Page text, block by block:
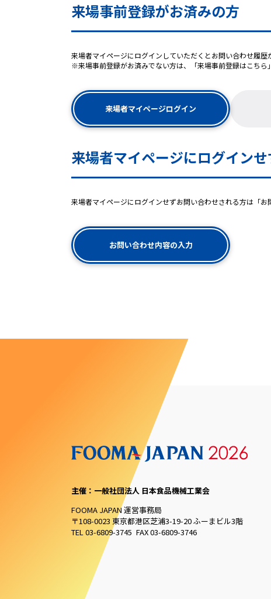
来場事前登録がお済みの方
来場者マイページにログインしていただくとお問い合わせ履
※来場事前登録がお済みでない方は、「来場事前登録はこちら
来場者マイページログイン
来場者マイページにログイン
来場者マイページにログインせずお問い合わせされる方は「
お問い合わせ内容の入力
主催：一般社団法人 日本食品機械工業会
FOOMA JAPAN 運営事務局
〒108-0023 東京都港区芝浦3-19-20 ふーまビル3階
TEL 03-6809-3745 FAX 03-6809-3746